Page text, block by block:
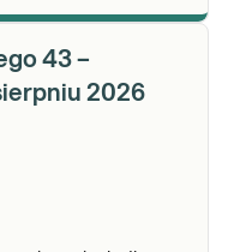
43 –
2026